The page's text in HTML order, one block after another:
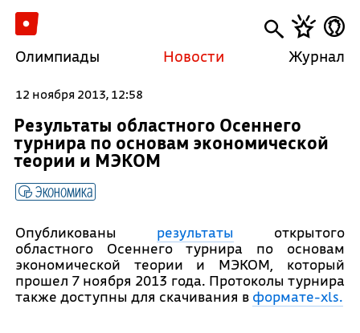
Олимпиады Новости Журнал
12 ноября 2013, 12:58
Результаты областного Осеннего
турнира по основам экономической
теории и МЭКОМ
Экономика
Опубликованы результаты открытого
областного Осеннего турнира по основам
экономической теории и МЭКОМ, который
прошел 7 ноября 2013 года. Протоколы турнира
также доступны для скачивания в формате-xls.